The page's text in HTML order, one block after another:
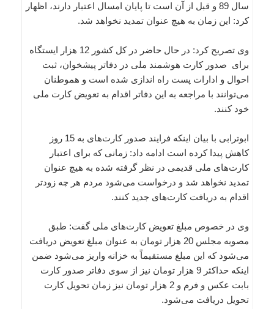
سال 89 و قبل از آن است تا پایان امسال اعتبار دارند، اظهار
کرد: این زمان به هیچ عنوان تمدید نخواهد شد.
وی تصریح کرد: در حال حاضر در کل کشور 12 هزار ایستگاه
برای صدور کارت هوشمند ملی در دفاتر پیشخوان، ثبت
احوال و ادارات پست راه اندازی شده است و هموطنان
می‌توانند با مراجعه به این دفاتر اقدام به تعویض کارت ملی
خود کنند.
ابوترابی با بیان اینکه فرایند صدور کارت‌های به 15 روز
کاهش پیدا کرده است ادامه داد: زمانی که برای اعتبار
کارت‌های ملی قدیمی در نظر گرفته شده به هیچ عنوان
تمدید نخواهد شد و درخواست می‌شود مردم هر چه زودتر
اقدام به دریافت کارت‌های جدید کنند.
وی در خصوص مبلغ تعویض کارت‌های ملی گفت: طبق
مصوبه مجلس 20 هزار تومان به عنوان مبلغ تعویض دریافت
می‌شود که این مبلغ مستقیماً به خزانه واریز می‌شود ضمن
اینکه حداکثر 9 هزار تومان نیز از سوی دفاتر صدور کارت
بابت عکس و فرم‌ و 2 هزار تومان نیز زمان تحویل کارت
تحویل دریافت می‌شود.